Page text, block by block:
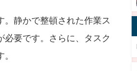
。静かで整頓された作業ス
要です。さらに、タスク